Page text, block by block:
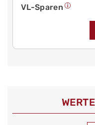
VL-Sparen